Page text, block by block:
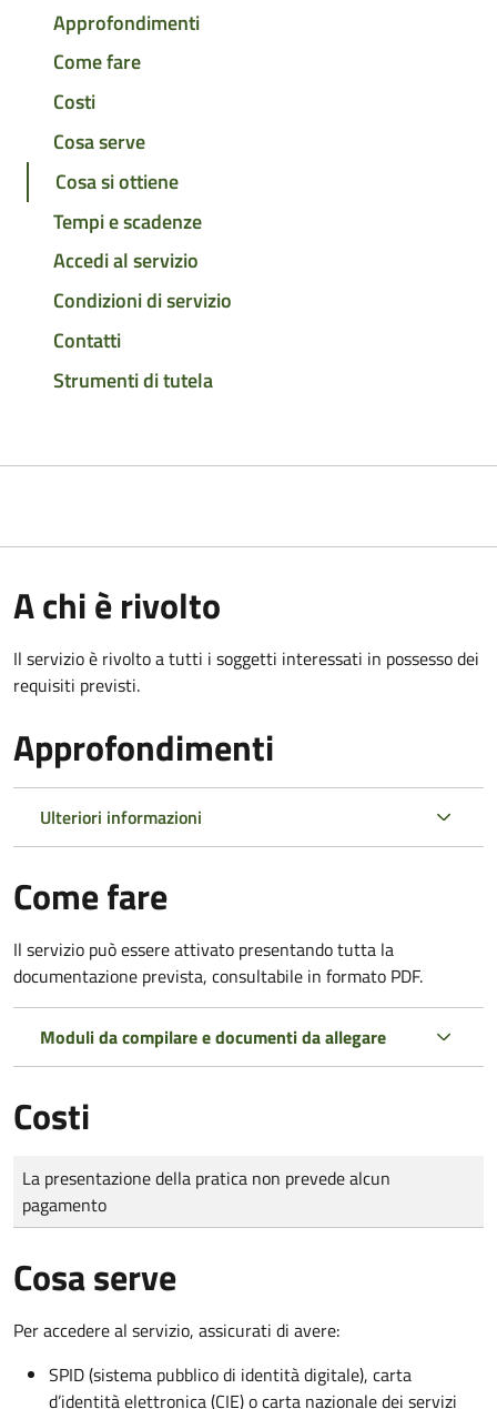
Approfondimenti
Come fare
Costi
Cosa serve
Cosa si ottiene
Tempi e scadenze
Accedi al servizio
Condizioni di servizio
Contatti
Strumenti di tutela
A chi è rivolto
Il servizio è rivolto a tutti i soggetti interessati in possesso dei
requisiti previsti.
Approfondimenti
Ulteriori informazioni
Come fare
Il servizio può essere attivato presentando tutta la
documentazione prevista, consultabile in formato PDF.
Moduli da compilare e documenti da allegare
Costi
Tipo di pagamento
Importo
La presentazione della pratica non prevede alcun
pagamento
Cosa serve
Per accedere al servizio, assicurati di avere:
SPID (sistema pubblico di identità digitale), carta
d’identità elettronica (CIE) o carta nazionale dei servizi